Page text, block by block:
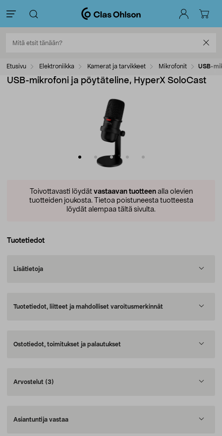
Etusivu Elektroniikka Kamerat ja tarvikkeet Mikrofonit USB-
USB-mikrofoni ja pöytäteline, HyperX SoloCast
Toivottavasti löydät vastaavan tuotteenalla olevien
tuotteiden joukosta. Tietoa poistuneesta tuotteesta
löydät alempaa tältä sivulta.
Tuotetiedot
Lisätietoja
Tuotetiedot, liitteet ja mahdolliset varoitusmerkinnät
Ostotiedot, toimitukset ja palautukset
Arvostelut (3)
Asiantuntija vastaa